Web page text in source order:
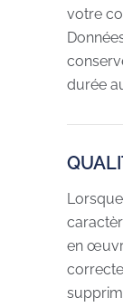
votre
durée
en